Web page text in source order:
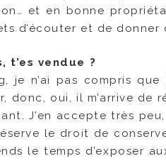
et en bonne
d’écouter et de donner
t’es vendue ?
je n’ai pas compris
donc, oui, il m’arrive
J’en accepte très
le droit de
le temps d’exposer